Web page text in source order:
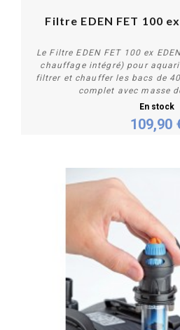
Acheter
Filtre EDEN FET 100
Le Filtre EDEN FET 100 ex
chauffage intégré) pour
filtrer et chauffer les bacs de
complet avec masse
En stock
109,90